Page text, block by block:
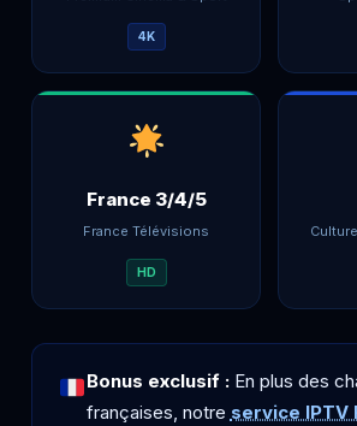
4K
France 3/4/5
France Télévisions
HD
Bonus exclusif :En plus des
françaises, notre service IPTV